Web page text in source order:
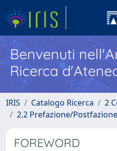
Benvenuti
Ricerca
IRIS Catalogo Ricerca
2
2.2 Prefazione/Postfazione
FOREWORD